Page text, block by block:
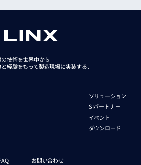
技術を世界中から
経験をもって製造現場に実装する、
ソリューション
SIパートナー
イベント
ダウンロード
お問い合わせ